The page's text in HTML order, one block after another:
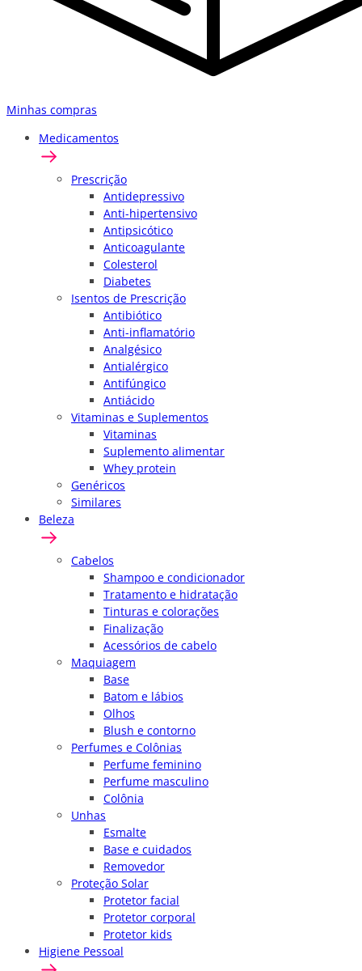
Minhas compras
Medicamentos
Prescrição
Antidepressivo
Anti-hipertensivo
Antipsicótico
Anticoagulante
Colesterol
Diabetes
Isentos de Prescrição
Antibiótico
Anti-inflamatório
Analgésico
Antialérgico
Antifúngico
Antiácido
Vitaminas e Suplementos
Vitaminas
Suplemento alimentar
Whey protein
Genéricos
Similares
Beleza
Cabelos
Shampoo e condicionador
Tratamento e hidratação
Tinturas e colorações
Finalização
Acessórios de cabelo
Maquiagem
Base
Batom e lábios
Olhos
Blush e contorno
Perfumes e Colônias
Perfume feminino
Perfume masculino
Colônia
Unhas
Esmalte
Base e cuidados
Removedor
Proteção Solar
Protetor facial
Protetor corporal
Protetor kids
Higiene Pessoal